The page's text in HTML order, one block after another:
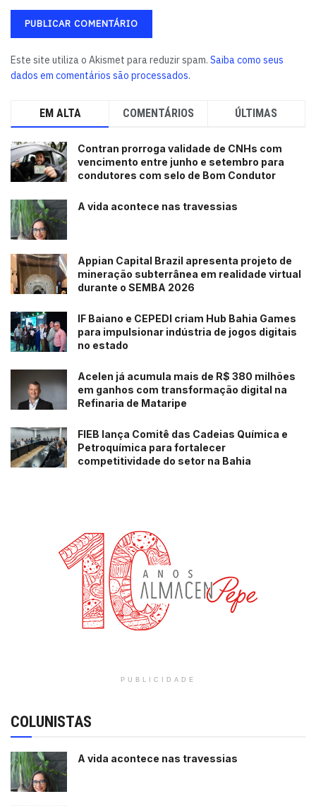
Este site utiliza o Akismet para reduzir spam. Saiba como seus
dados em comentários são processados.
EM ALTA COMENTÁRIOS ÚLTIMAS
Contran prorroga validade de CNHs com
vencimento entre junho e setembro para
condutores com selo de Bom Condutor
A vida acontece nas travessias
Appian Capital Brazil apresenta projeto de
mineração subterrânea em realidade virtual
durante o SEMBA 2026
IF Baiano e CEPEDI criam Hub Bahia Games
para impulsionar indústria de jogos digitais
no estado
Acelen já acumula mais de R$ 380 milhões
em ganhos com transformação digital na
Refinaria de Mataripe
FIEB lança Comitê das Cadeias Química e
Petroquímica para fortalecer
competitividade do setor na Bahia
PUBLICIDADE
COLUNISTAS
A vida acontece nas travessias